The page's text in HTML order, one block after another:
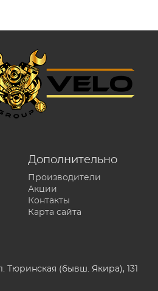
Дополнительно
Производители
Акции
Контакты
Карта сайта
Тюринская (бывш. Якира), 131